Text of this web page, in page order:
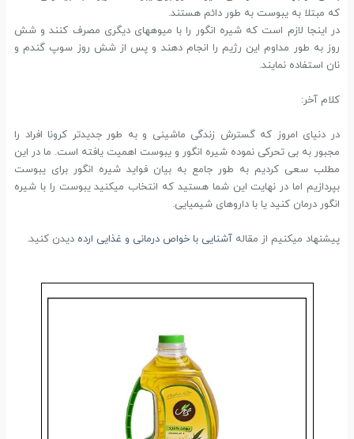
که مبتلا به یبوست به طور دائم هستند.
در اینجا لازم است که شیره انگور را با میوه­های دیگری مصرف کنند و شش
روز به طور مداوم این رژیم را انجام دهند و پس از شش روز سوپ گندم و
نان استفاده نمایند.
کلام آخر:
در دنیای امروز که گسترش زندگی ماشینی و به طور جدیدتر کرونا افراد را
مجبور به بی تحرکی نموده شیره انگور و یبوست اهمیت یافته است. ما در این
مطلب سعی کردیم به طور جامع به بیان فواید شیره انگور برای یبوست
بپردازیم اما در نهایت این شما هستید که انتخاب می­کنید یبوست را با شیره
انگور درمان کنید یا با داروهای شیمیایی.
پیشنهاد میکنیم از مقاله آشنایی با خواص درمانی و غذایی ارده دیدن کنید.